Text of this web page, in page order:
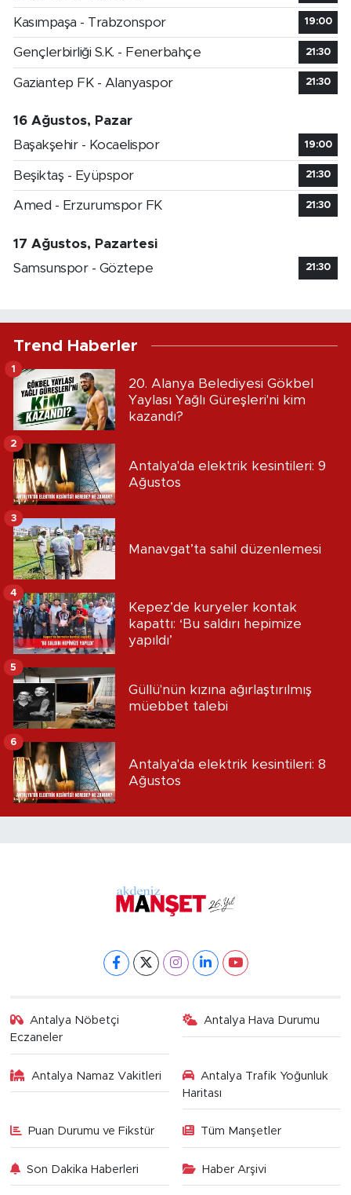
Kasımpaşa - Trabzonspor 19:00
Gençlerbirliği S.K. - Fenerbahçe 21:30
Gaziantep FK - Alanyaspor 21:30
16 Ağustos, Pazar
Başakşehir - Kocaelispor
19:00
Beşiktaş - Eyüpspor 21:30
Amed - Erzurumspor FK 21:30
17 Ağustos, Pazartesi
Samsunspor - Göztepe
21:30
Trend Haberler
20. Alanya Belediyesi Gökbel
Yaylası Yağlı Güreşleri'ni kim
kazandı?
1
Antalya'da elektrik kesintileri: 9
Ağustos
2
Manavgat’ta sahil düzenlemesi
3
Kepez’de kuryeler kontak
kapattı: ‘Bu saldırı hepimize
yapıldı’
4
Güllü'nün kızına ağırlaştırılmış
müebbet talebi
5
Antalya'da elektrik kesintileri: 8
Ağustos
6
Antalya Nöbetçi
Eczaneler
Antalya Hava Durumu
Antalya Namaz Vakitleri
Antalya Trafik Yoğunluk
Haritası
Puan Durumu ve Fikstür Tüm Manşetler
Son Dakika Haberleri Haber Arşivi